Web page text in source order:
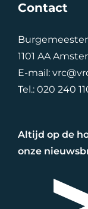
Contact
1101 AA
E-mail:
Tel.:020 240
Altijd op de
onze